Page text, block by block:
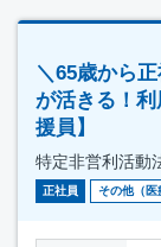
＼65歳から
が活きる！
援員】
特定非営利活動
正社員 その他（医